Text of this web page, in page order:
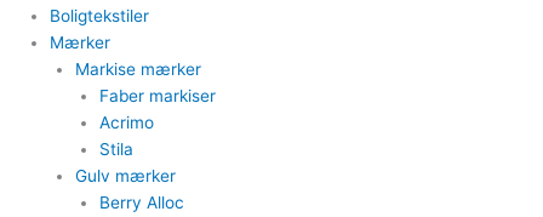
Boligtekstiler​
Mærker
Markise mærker
Faber markiser
Acrimo​
Stila​
Gulv mærker
Berry Alloc